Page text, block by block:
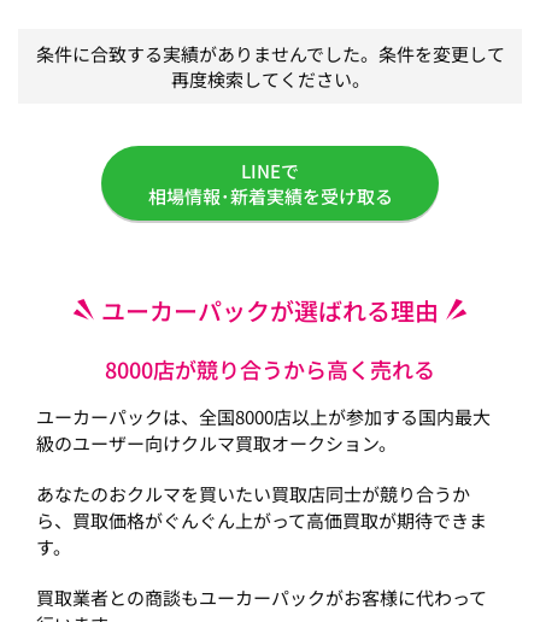
条件に合致する実績がありませんでした。条件を変更して
再度検索してください。
LINEで
相場情報･新着実績を受け取る
ユーカーパックが選ばれる理由
8000店が競り合うから高く売れる
ユーカーパックは、全国8000店以上が参加する国内最大
級のユーザー向けクルマ買取オークション。
あなたのおクルマを買いたい買取店同士が競り合うか
ら、買取価格がぐんぐん上がって高価買取が期待できま
す。
買取業者との商談もユーカーパックがお客様に代わって